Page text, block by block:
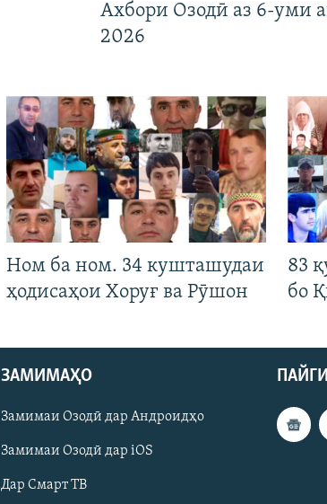
Ахбори Озодӣ аз 6-уми
2026
Ном ба ном. 34 кушташудаи
ҳодисаҳои Хоруғ ва Рӯшон
83
бо
ЗАМИМАҲО
Замимаи Озодӣ дар Андроидҳо
Замимаи Озодӣ дар iOS
Дар Смарт ТВ